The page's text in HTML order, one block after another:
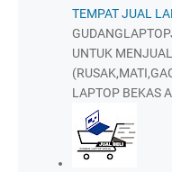
TEMPAT JUAL
UNTUK
LAPTOP BEKAS